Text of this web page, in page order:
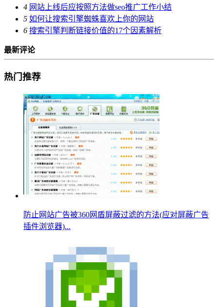
4 网站上线后应按照方法做seo推广工作小结
5 如何让搜索引擎蜘蛛喜欢上你的网站
6 搜索引擎判断链接价值的17个因素解析
最新评论
热门推荐
防止网站广告被360网盾屏蔽过滤的方法(应对屏蔽广告
插件浏览器)...